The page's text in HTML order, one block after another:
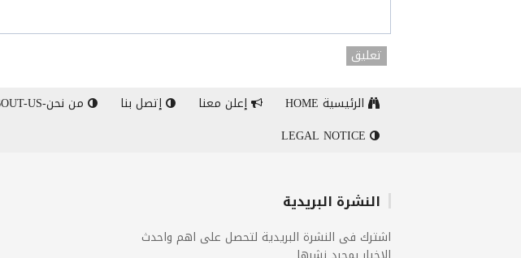
تعليق
الرئيسية HOME إعلن معنا إتصل بنا من نحن-ABOUT-US
النشرة البريدية
اشترك فى النشرة البريدية لتحصل على اهم واحدث